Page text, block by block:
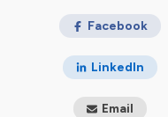
alors bonne écoute
et ZERO DECHET,
avoir une vie durable
Facebook
LinkedIn
Email